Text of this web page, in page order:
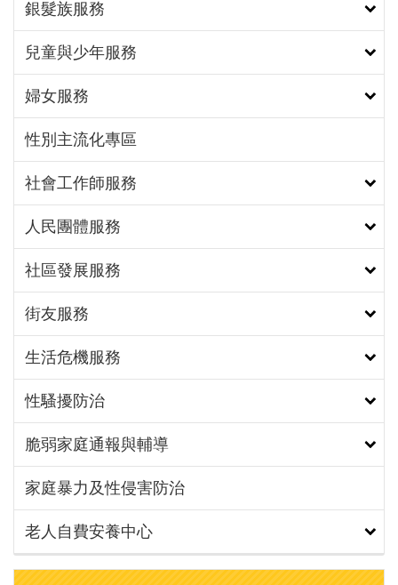
男人的心聲說出來―年紀越小、未婚，對生育有較多
驛站可以提供男性管道去抒發負面情緒、壓力及擔
意讓男性能夠向其訴說心中的擔憂，最重要的就是
「夫妻溝通」，夫妻溝通不是遇到事情才溝通，而是
享、傾聽、聊天。平常有互動，當真正遇到事情時，
銀髮族服務
兒童與少年服務
婦女服務
性別主流化專區
社會工作師服務
人民團體服務
社區發展服務
街友服務
生活危機服務
性騷擾防治
脆弱家庭通報與輔導
家庭暴力及性侵害防治
老人自費安養中心